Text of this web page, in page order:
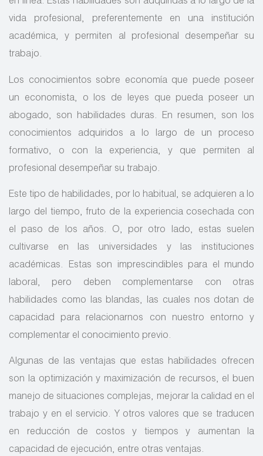
vida profesional, preferentemente en una institución
académica, y permiten al profesional desempeñar su
trabajo.
Los conocimientos sobre economía que puede poseer
un economista, o los de leyes que pueda poseer un
abogado, son habilidades duras. En resumen, son los
conocimientos adquiridos a lo largo de un proceso
formativo, o con la experiencia, y que permiten al
profesional desempeñar su trabajo.
Este tipo de habilidades, por lo habitual, se adquieren a lo
largo del tiempo, fruto de la experiencia cosechada con
el paso de los años. O, por otro lado, estas suelen
cultivarse en las universidades y las instituciones
académicas. Estas son imprescindibles para el mundo
laboral, pero deben complementarse con otras
habilidades como las blandas, las cuales nos dotan de
capacidad para relacionarnos con nuestro entorno y
complementar el conocimiento previo.
Algunas de las ventajas que estas habilidades ofrecen
son la optimización y maximización de recursos, el buen
manejo de situaciones complejas, mejorar la calidad en el
trabajo y en el servicio. Y otros valores que se traducen
en reducción de costos y tiempos y aumentan la
capacidad de ejecución, entre otras ventajas.